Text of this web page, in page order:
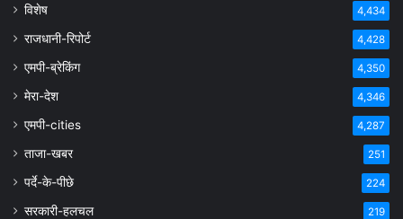
विशेष 4,434
राजधानी-रिपोर्ट 4,428
एमपी-ब्रेकिंग 4,350
मेरा-देश 4,346
एमपी-cities 4,287
ताजा-खबर 251
पर्दे-के-पीछे 224
सरकारी-हलचल 219